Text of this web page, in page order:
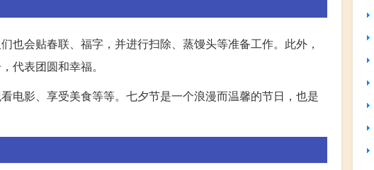
会贴春联、福字，并进行扫除、蒸馒头等准备工作。此外，
表团圆和幸福。
电影、享受美食等等。七夕节是一个浪漫而温馨的节日，也是